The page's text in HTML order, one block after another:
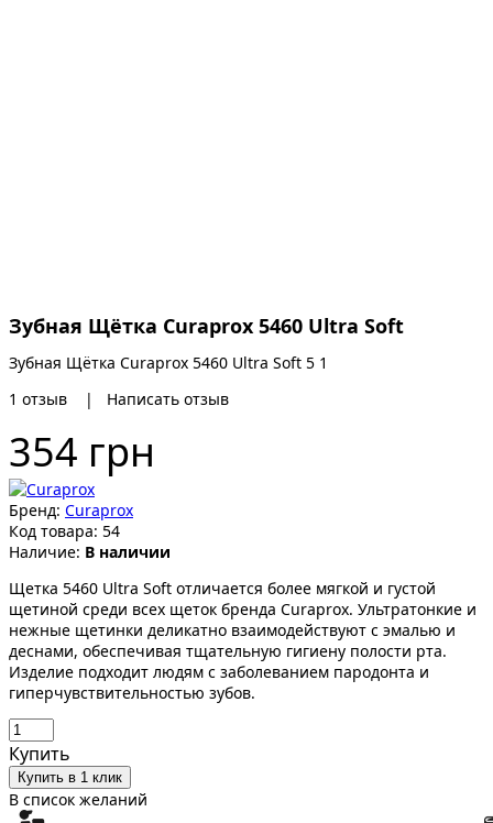
Зубная Щётка Curaprox 5460 Ultra Soft
Зубная Щётка Curaprox 5460 Ultra Soft 5 1
1 отзыв | Написать отзыв
354 грн
Бренд: Curaprox
Код товара: 54
Наличие: В наличии
Щетка 5460 Ultra Soft отличается более мягкой и густой
щетиной среди всех щеток бренда Curaprox. Ультратонкие и
нежные щетинки деликатно взаимодействуют с эмалью и
деснами, обеспечивая тщательную гигиену полости рта.
Изделие подходит людям с заболеванием пародонта и
гиперчувствительностью зубов.
Купить
Купить в 1 клик
В список желаний